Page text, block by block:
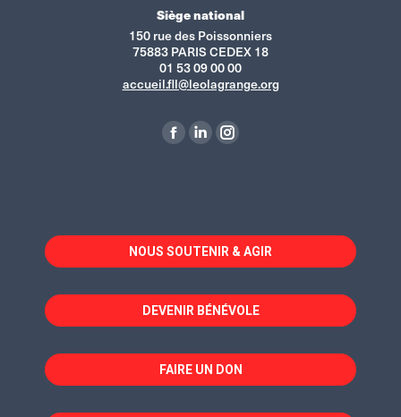
Siège national
150 rue des Poissonniers
75883 PARIS CEDEX 18
01 53 09 00 00
accueil.fll@leolagrange.org
La
dans
une
fenêtre
La
dans
une
fenêtre
La
dans
une
fenêtre
NOUS SOUTENIR & AGIR
DEVENIR BÉNÉVOLE
FAIRE UN DON